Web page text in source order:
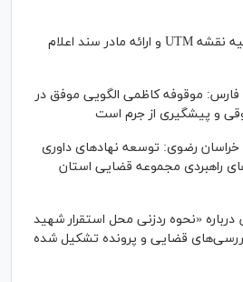
جزئیات ثبت ادعا، تهیه نقشه UTM و ارائه مادر سند اعلام
موقوفه کاظمی الگویی موفق در
و پیشگیری از جرم است
رضوی: توسعه نهاد‌های داوری
راهبردی مجموعه قضایی استان
«نحوه ردزنی محل استقرار شهید
قضایی و پرونده تشکیل شده